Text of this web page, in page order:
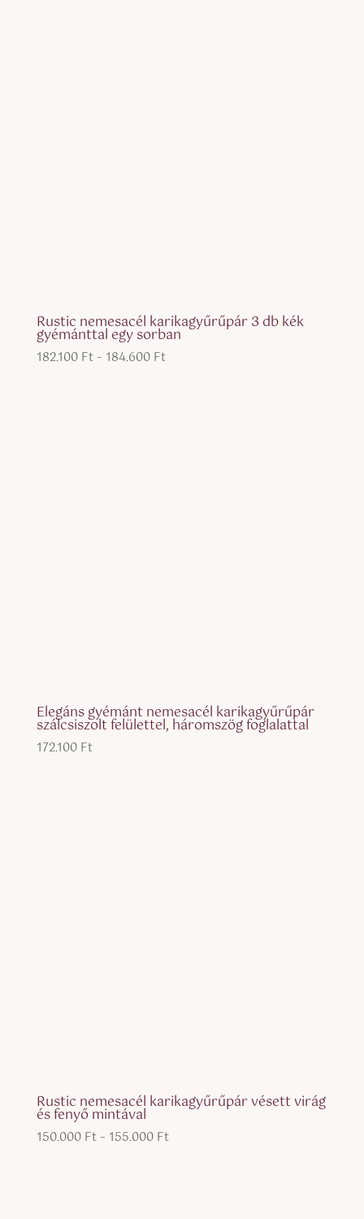
Rustic nemesacél karikagyűrűpár 3 db kék
gyémánttal egy sorban
182.100 Ft – 184.600 FtÁrtartomány:
Elegáns gyémánt nemesacél karikagyűrűpár
szálcsiszolt felülettel, háromszög foglalattal
172.100 Ft
Rustic nemesacél karikagyűrűpár vésett virág
és fenyő mintával
150.000 Ft – 155.000 FtÁrtartomány: